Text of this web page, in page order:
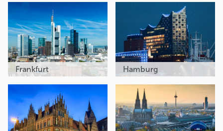
Frankfurt Hamburg